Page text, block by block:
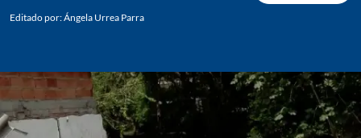
Editado por:Ángela Urrea Parra